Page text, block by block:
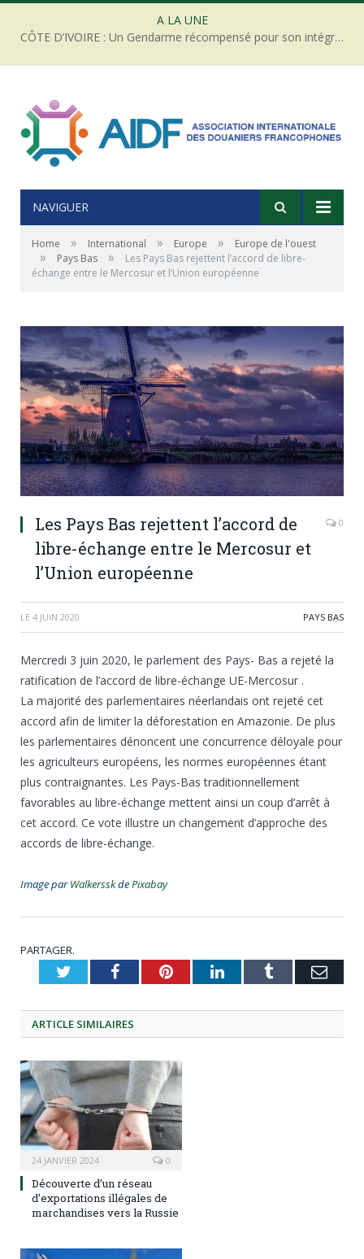
A LA UNE
CÔTE D’IVOIRE : Un Gendarme récompensé pour son intégrité face à une tentative de corruption
NAVIGUER
Home » International » Europe » Europe de l'ouest
» Pays Bas »
Les Pays Bas rejettent l’accord de libre-
échange entre le Mercosur et l’Union européenne
Les Pays Bas rejettent l’accord de
libre-échange entre le Mercosur et
l’Union européenne
0
LE 4 JUIN 2020 PAYS BAS
Mercredi 3 juin 2020, le parlement des Pays- Bas a rejeté la
ratification de l’accord de libre-échange UE-Mercosur .
La majorité des parlementaires néerlandais ont rejeté cet
accord afin de limiter la déforestation en Amazonie. De plus
les parlementaires dénoncent une concurrence déloyale pour
les agriculteurs européens, les normes européennes étant
plus contraignantes. Les Pays-Bas traditionnellement
favorables au libre-échange mettent ainsi un coup d’arrêt à
cet accord. Ce vote illustre un changement d’approche des
accords de libre-échange.
Image parWalkersskdePixabay
PARTAGER.
TwitterFacebookPinterestLinkedInTumblr
ARTICLE SIMILAIRES
24 JANVIER 2024 0
Découverte d’un réseau
d’exportations illégales de
marchandises vers la Russie